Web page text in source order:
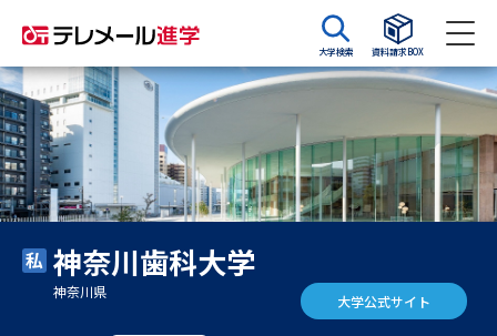
大学検索 資料請求BOX
資料請求
大学・短大の資料種類から請求
大学パンフ
大学入学共通テスト利用選抜の
神奈川歯科大学
神奈川県 大学公式サイト